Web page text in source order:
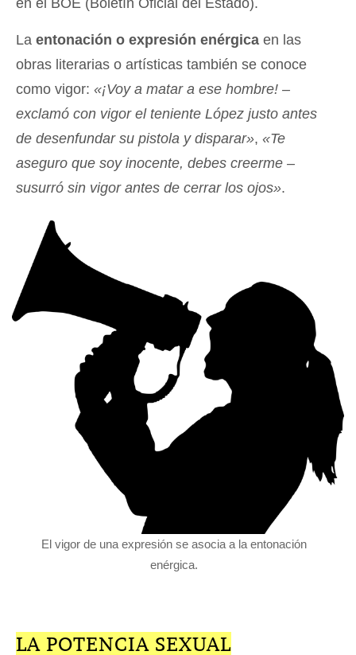
La entonación o expresión enérgica en las
obras literarias o artísticas también se conoce
como vigor: «¡Voy a matar a ese hombre! –
exclamó con vigor el teniente López justo antes
de desenfundar su pistola y disparar», «Te
aseguro que soy inocente, debes creerme –
susurró sin vigor antes de cerrar los ojos».
El vigor de una expresión se asocia a la entonación
enérgica.
LA POTENCIA SEXUAL